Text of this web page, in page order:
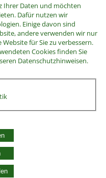
Ihrer Daten und möchten
Dafür nutzen wir
Einige davon sind
andere verwenden wir nur
für Sie zu verbessern.
Cookies finden Sie
Datenschutzhinweisen.